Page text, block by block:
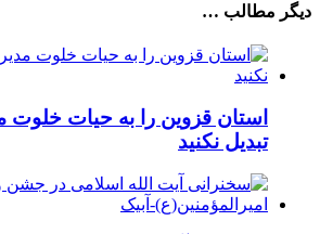
دیگر مطالب …
استان قزوین را به حیات خلوت
تبدیل نکنید